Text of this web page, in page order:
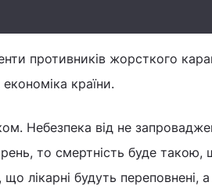
противників жорсткого
країни.
Небезпека від не
то смертність буде
лікарні будуть переповнені,